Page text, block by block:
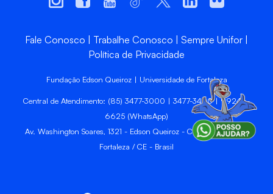
Fale Conosco Trabalhe Conosco
Sempre Unifor
Política de Privacidade
Fundação Edson Queiroz | Universidade de Fortaleza
Central de Atendimento: (85) 3477-3000 | 3477-3400 | 99246-
6625 (WhatsApp)
Av. Washington Soares, 1321 - Edson Queiroz - CEP 60811-905 -
Fortaleza / CE - Brasil